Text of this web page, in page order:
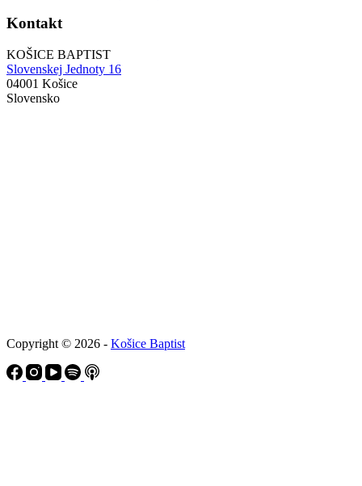
Kontakt
KOŠICE BAPTIST
Slovenskej Jednoty 16
04001 Košice
Slovensko
Copyright © 2026 - Košice Baptist